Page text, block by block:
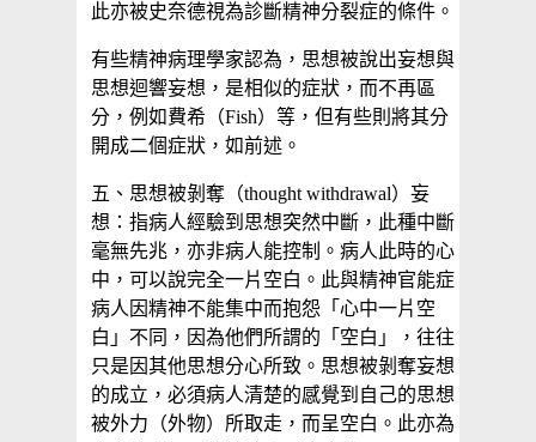
此亦被史奈德視為診斷精神分裂症的條件。
有些精神病理學家認為，思想被說出妄想與
思想迴響妄想，是相似的症狀，而不再區
分，例如費希（Fish）等，但有些則將其分
開成二個症狀，如前述。
五、思想被剝奪（thought withdrawal）妄
想：指病人經驗到思想突然中斷，此種中斷
毫無先兆，亦非病人能控制。病人此時的心
中，可以說完全一片空白。此與精神官能症
病人因精神不能集中而抱怨「心中一片空
白」不同，因為他們所謂的「空白」，往往
只是因其他思想分心所致。思想被剝奪妄想
的成立，必須病人清楚的感覺到自己的思想
被外力（外物）所取走，而呈空白。此亦為